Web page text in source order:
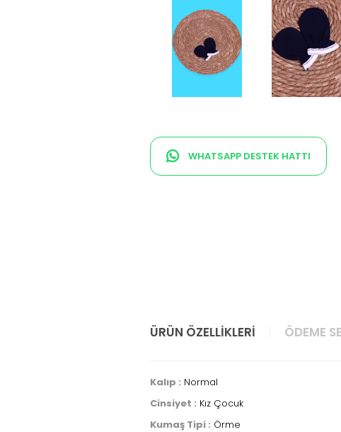
WHATSAPP DESTEK HATTI
ÜRÜN ÖZELLIKLERI ÖDEME
Kalıp : Normal
Cinsiyet : Kız Çocuk
Kumaş Tipi : Örme